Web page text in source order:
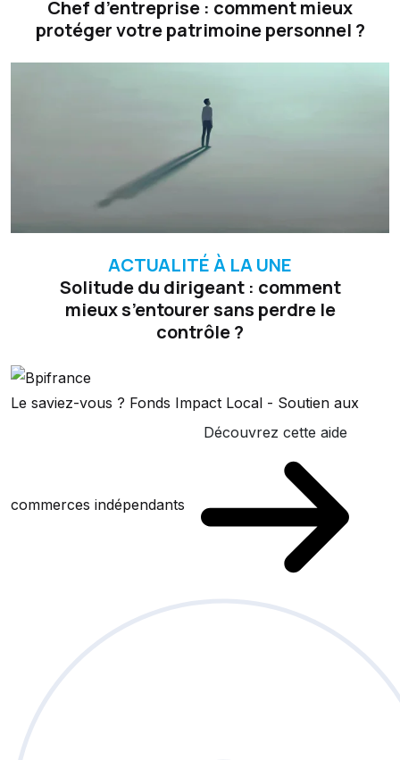
Chef d’entreprise : comment mieux
protéger votre patrimoine personnel ?
ACTUALITÉ À LA UNE
Solitude du dirigeant : comment
mieux s’entourer sans perdre le
contrôle ?
Le saviez-vous ? Fonds Impact Local - Soutien aux
commerces indépendants
Découvrez cette aide